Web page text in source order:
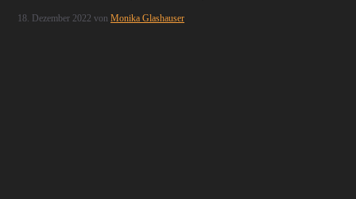
18. Dezember 2022 vonMonika Glashauser